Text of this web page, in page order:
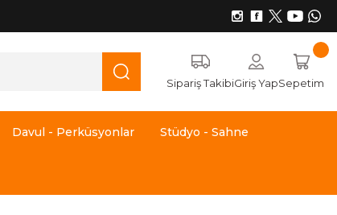
Sipariş TakibiGiriş YapSepetim
Davul - Perküsyonlar Stüdyo - Sahne